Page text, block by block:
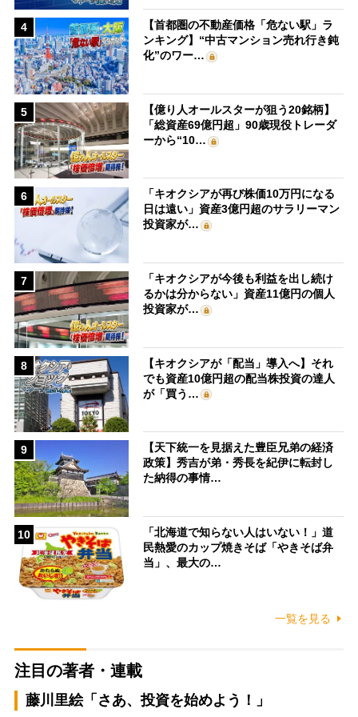
4
【首都圏の不動産価格「危ない駅」ラ
ンキング】“中古マンション売れ行き鈍
化”のワー…
5
【億り人オールスターが狙う20銘柄】
「総資産69億円超」90歳現役トレーダ
ーから“10…
6
「キオクシアが再び株価10万円になる
日は遠い」資産3億円超のサラリーマン
投資家が…
7
「キオクシアが今後も利益を出し続け
るかは分からない」資産11億円の個人
投資家が…
8
【キオクシアが「配当」導入へ】それ
でも資産10億円超の配当株投資の達人
が「買う…
9
【天下統一を見据えた豊臣兄弟の経済
政策】秀吉が弟・秀長を紀伊に転封し
た納得の事情…
10
「北海道で知らない人はいない！」道
民熱愛のカップ焼きそば「やきそば弁
当」、最大の…
一覧を見る
注目の著者・連載
藤川里絵「さあ、投資を始めよう！」